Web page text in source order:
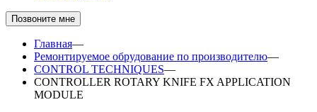
Позвоните мне
Главная—
Ремонтируемое обрудование по производителю—
CONTROL TECHNIQUES—
CONTROLLER ROTARY KNIFE FX APPLICATION
MODULE